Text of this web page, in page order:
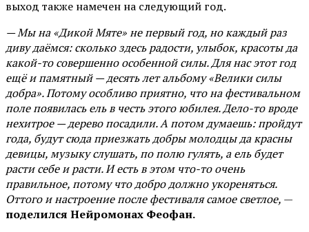
выход также намечен на следующий год.
— Мы на «Дикой Мяте» не первый год, но каждый раз
диву даёмся: сколько здесь радости, улыбок, красоты да
какой-то совершенно особенной силы. Для нас этот год
ещё и памятный — десять лет альбому «Велики силы
добра». Потому особливо приятно, что на фестивальном
поле появилась ель в честь этого юбилея. Дело-то вроде
нехитрое — дерево посадили. А потом думаешь: пройдут
года, будут сюда приезжать добры молодцы да красны
девицы, музыку слушать, по полю гулять, а ель будет
расти себе и расти. И есть в этом что-то очень
правильное, потому что добро должно укореняться.
Оттого и настроение после фестиваля самое светлое, —
поделился Нейромонах Феофан.